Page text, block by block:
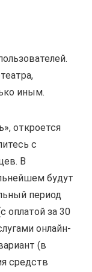
иным.
откроется
с
В
будут
период
оплатой за 30
онлайн-
(в
средств